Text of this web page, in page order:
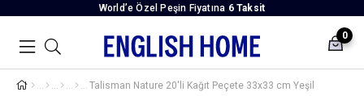
World’e Özel Peşin Fiyatına 6 Taksit
0
Talisman Nature 20'li Kağıt Peçete 33x33 cm Yeşil